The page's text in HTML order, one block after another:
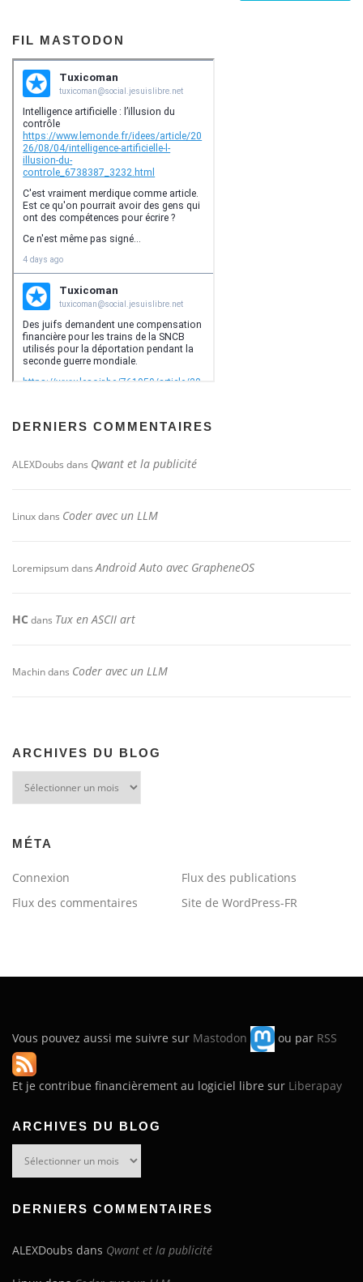
FIL MASTODON
DERNIERS COMMENTAIRES
ALEXDoubs dans Qwant et la publicité
Linuxdans Coder avec un LLM
LoremipsumdansAndroid Auto avec GrapheneOS
HC dans Tux en ASCII art
Machindans Coder avec un LLM
ARCHIVES DU BLOG
MÉTA
Connexion
Flux des publications
Flux des commentaires
Site de WordPress-FR
Vous pouvez aussi me suivre sur Mastodon ou par RSS
Et je contribue financièrement au logiciel libre sur Liberapay
ARCHIVES DU BLOG
DERNIERS COMMENTAIRES
ALEXDoubs dans Qwant et la publicité